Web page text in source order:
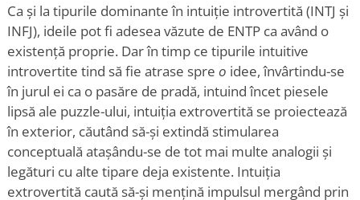
Ca și la tipurile dominante în intuiție introvertită (INTJ și
INFJ), ideile pot fi adesea văzute de ENTP ca având o
existență proprie. Dar în timp ce tipurile intuitive
introvertite tind să fie atrase spre o idee, învârtindu-se
în jurul ei ca o pasăre de pradă, intuind încet piesele
lipsă ale puzzle-ului, intuiția extrovertită se proiectează
în exterior, căutând să-și extindă stimularea
conceptuală atașându-se de tot mai multe analogii și
legături cu alte tipare deja existente. Intuiția
extrovertită caută să-și mențină impulsul mergând prin